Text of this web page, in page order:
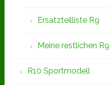
Ersatzteilliste R9
Meine restlichen R9
R10 Sportmodell